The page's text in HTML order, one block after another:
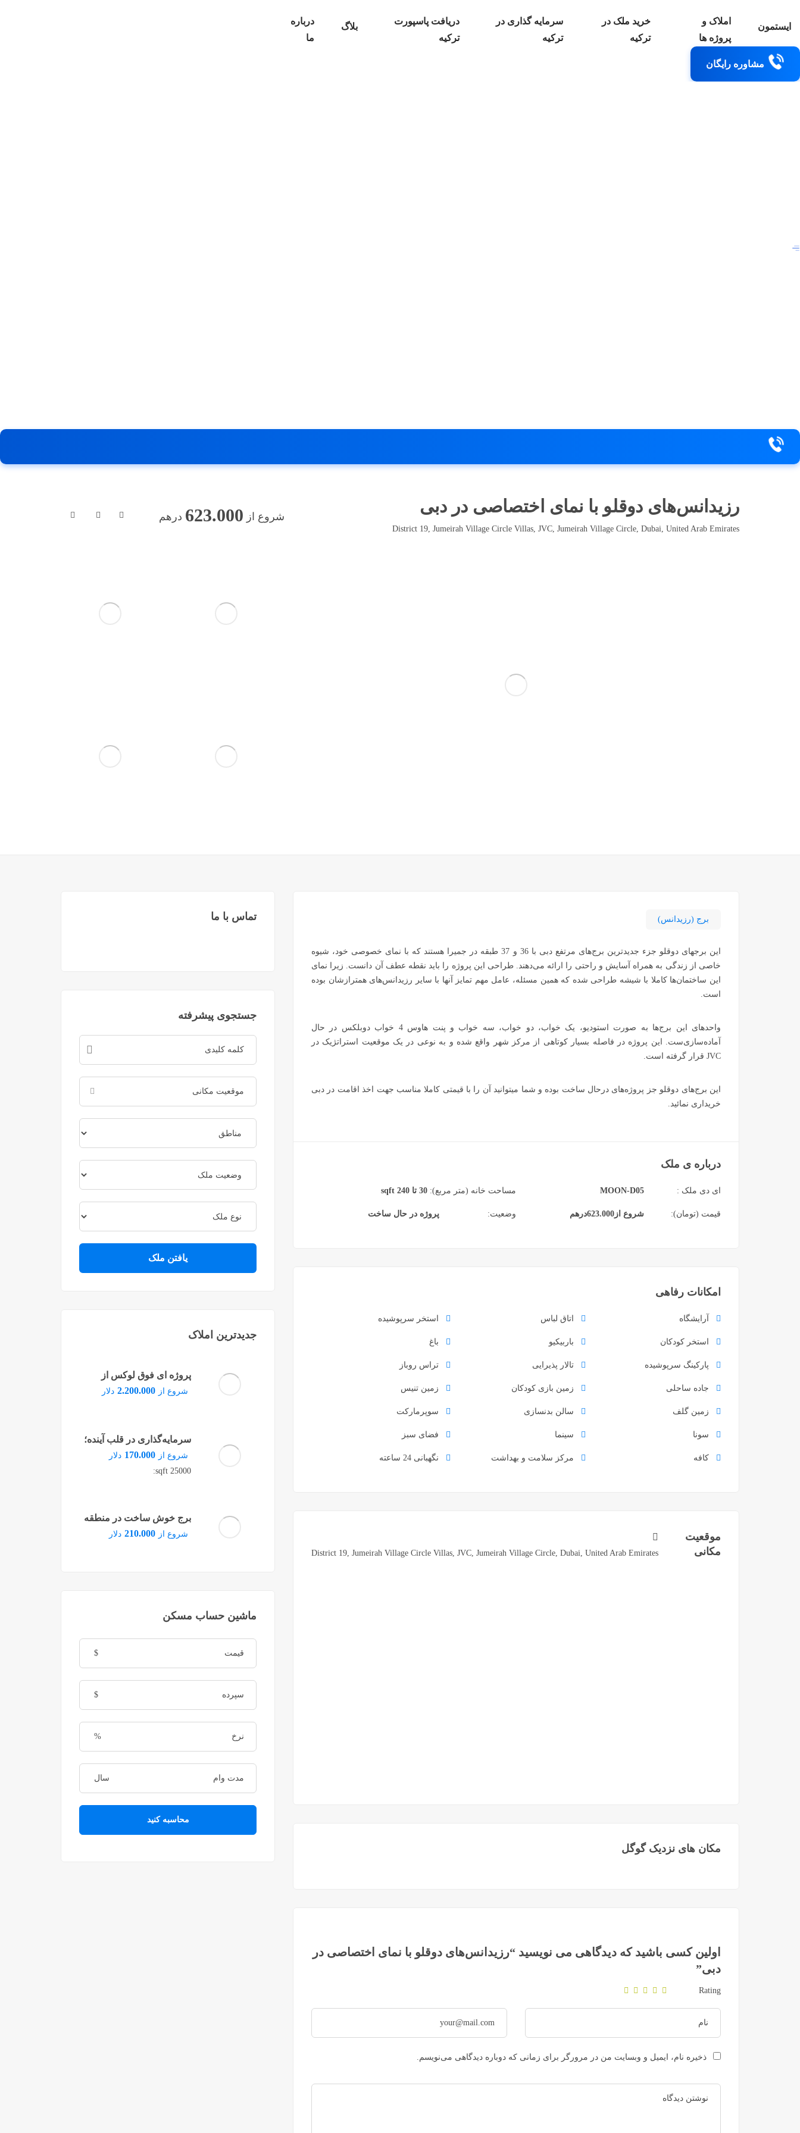
ایستمون
املاک و
پروژه ها
خرید ملک در
ترکیه
سرمایه گذاری در
ترکیه
دریافت پاسپورت
ترکیه
بلاگ
درباره
ما
مشاوره رایگان
رزیدانس‌های دوقلو با نمای اختصاصی در دبی
District 19, Jumeirah Village Circle Villas, JVC, Jumeirah Village Circle, Dubai, United Arab Emirates
شروع از 623.000 درهم
برج (رزیدانس)
این برج‎های دوقلو جزء جدیدترین برج‌های مرتفع دبی با 36 و 37 طبقه در جمیرا هستند که با نمای خصوصی خود، شیوه
خاصی از زندگی به همراه آسایش و راحتی را ارائه می‌دهند. طراحی این پروژه را باید نقطه عطف آن دانست. زیرا نمای
این ساختمان‌ها کاملا با شیشه طراحی شده که همین مسئله، عامل مهم تمایز آنها با سایر رزیدانس‌های همترازشان بوده
است.
واحدهای این برج‌ها به صورت استودیو، یک خواب، دو خواب، سه خواب و پنت هاوس 4 خواب دوبلکس در حال
آماده‌سازی‌ست. این پروژه در فاصله بسیار کوتاهی از مرکز شهر واقع شده و به نوعی در یک موقعیت استراتژیک در
JVC قرار گرفته است.
این برج‌های دوقلو جز پروژه‌های درحال ساخت بوده و شما میتوانید آن را با قیمتی کاملا مناسب جهت اخذ اقامت در دبی
خریداری نمائید.
درباره ی ملک
ای دی ملک : MOON-D05 مساحت خانه (متر مربع): 30 تا 240 sqft
قیمت (تومان): شروع از 623.000درهم وضعیت: پروژه در حال ساخت
امکانات رفاهی
آرایشگاه اتاق لباس استخر سرپوشیده
استخر کودکان باربیکیو باغ
پارکینگ سرپوشیده تالار پذیرایی تراس روباز
جاده ساحلی زمین بازی کودکان زمین تنیس
زمین گلف سالن بدنسازی سوپرمارکت
سونا سینما فضای سبز
کافه مرکز سلامت و بهداشت نگهبانی 24 ساعته
موقعیت
مکانی
District 19, Jumeirah Village Circle Villas, JVC, Jumeirah Village Circle, Dubai, United Arab Emirates
مکان های نزدیک گوگل
اولین کسی باشید که دیدگاهی می نویسید “رزیدانس‌های دوقلو با نمای اختصاصی در
دبی”
Rating
ذخیره نام، ایمیل و وبسایت من در مرورگر برای زمانی که دوباره دیدگاهی می‌نویسم.
تماس با ما
جستجوی پیشرفته
یافتن ملک
جدیدترین املاک
پروژه ای فوق لوکس از
مرسدس بنز تجسم شکوه و
شروع از 2.200.000 دلار
سرمایه‌گذاری در قلب آینده؛
پروژه‌ای مدرن در منطقه
پندیک استانبول
شروع از 170.000 دلار
25000 sqft:
برج خوش ساخت در منطقه
ماری تایم دبی
شروع از 210.000 دلار
ماشین حساب مسکن
$
$
%
سال
محاسبه کنید